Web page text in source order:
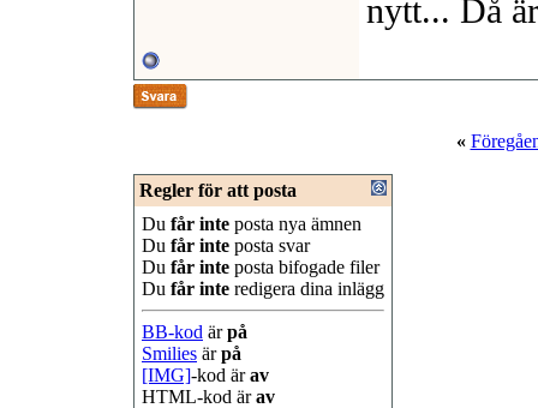
nytt... Då
«
Regler för att posta
Du får inte posta nya ämnen
Du får inte posta svar
Du får inte posta bifogade filer
Du får inte redigera dina inlägg
BB-kod ärpå
Smilies ärpå
[IMG]-kod ärav
HTML-kod ärav